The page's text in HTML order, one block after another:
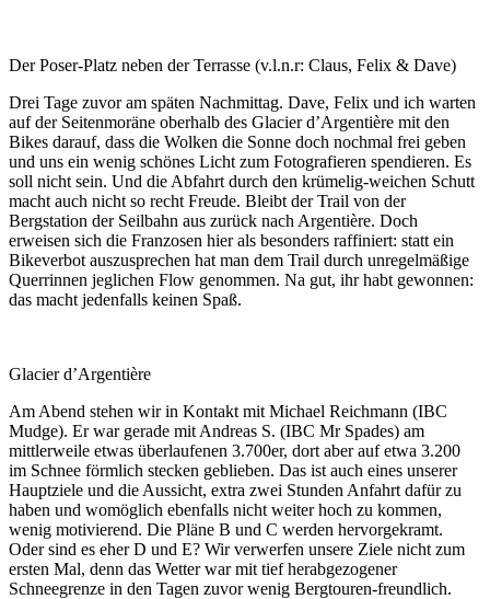
Der Poser-Platz neben der Terrasse (v.l.n.r: Claus, Felix & Dave)
Drei Tage zuvor am späten Nachmittag. Dave, Felix und ich warten
auf der Seitenmoräne oberhalb des Glacier d’Argentière mit den
Bikes darauf, dass die Wolken die Sonne doch nochmal frei geben
und uns ein wenig schönes Licht zum Fotografieren spendieren. Es
soll nicht sein. Und die Abfahrt durch den krümelig-weichen Schutt
macht auch nicht so recht Freude. Bleibt der Trail von der
Bergstation der Seilbahn aus zurück nach Argentière. Doch
erweisen sich die Franzosen hier als besonders raffiniert: statt ein
Bikeverbot auszusprechen hat man dem Trail durch unregelmäßige
Querrinnen jeglichen Flow genommen. Na gut, ihr habt gewonnen:
das macht jedenfalls keinen Spaß.
Glacier d’Argentière
Am Abend stehen wir in Kontakt mit Michael Reichmann (IBC
Mudge). Er war gerade mit Andreas S. (IBC Mr Spades) am
mittlerweile etwas überlaufenen 3.700er, dort aber auf etwa 3.200
im Schnee förmlich stecken geblieben. Das ist auch eines unserer
Hauptziele und die Aussicht, extra zwei Stunden Anfahrt dafür zu
haben und womöglich ebenfalls nicht weiter hoch zu kommen,
wenig motivierend. Die Pläne B und C werden hervorgekramt.
Oder sind es eher D und E? Wir verwerfen unsere Ziele nicht zum
ersten Mal, denn das Wetter war mit tief herabgezogener
Schneegrenze in den Tagen zuvor wenig Bergtouren-freundlich.